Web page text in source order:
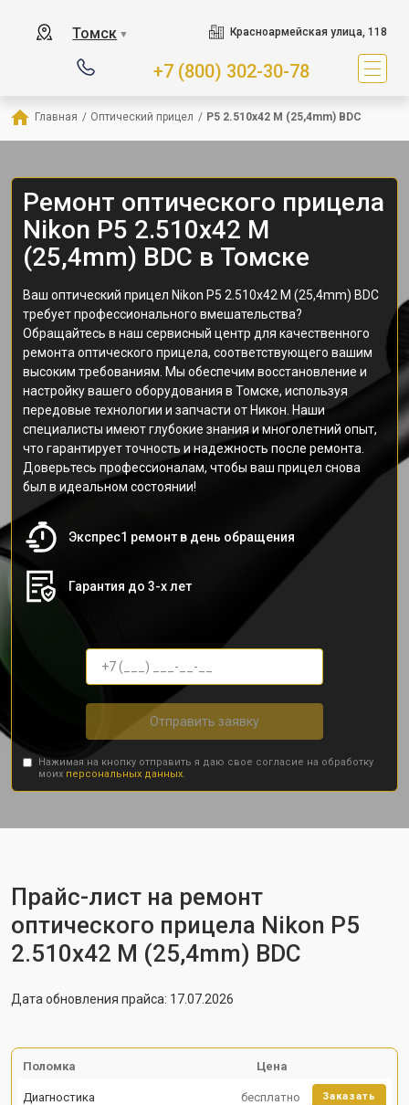
Томск ▼ Красноармейская улица, 118
+7 (800) 302-30-78
Главная / Оптический прицел / P5 2.510x42 M (25,4mm) BDC
Ремонт оптического прицела
Nikon P5 2.510x42 M
(25,4mm) BDC в Томске
Ваш оптический прицел Nikon P5 2.510x42 M (25,4mm) BDC
требует профессионального вмешательства?
Обращайтесь в наш сервисный центр для качественного
ремонта оптического прицела, соответствующего вашим
высоким требованиям. Мы обеспечим восстановление и
настройку вашего оборудования в Томске, используя
передовые технологии и запчасти от Никон. Наши
специалисты имеют глубокие знания и многолетний опыт,
что гарантирует точность и надежность после ремонта.
Доверьтесь профессионалам, чтобы ваш прицел снова
был в идеальном состоянии!
Экспрес1 ремонт в день обращения
Гарантия до 3-х лет
Отправить заявку
Нажимая на кнопку отправить я даю свое согласие на обработку
моих персональных данных.
Прайс-лист на ремонт
оптического прицела Nikon P5
2.510x42 M (25,4mm) BDC
Дата обновления прайса: 17.07.2026
Поломка Цена
Диагностика бесплатно Заказать